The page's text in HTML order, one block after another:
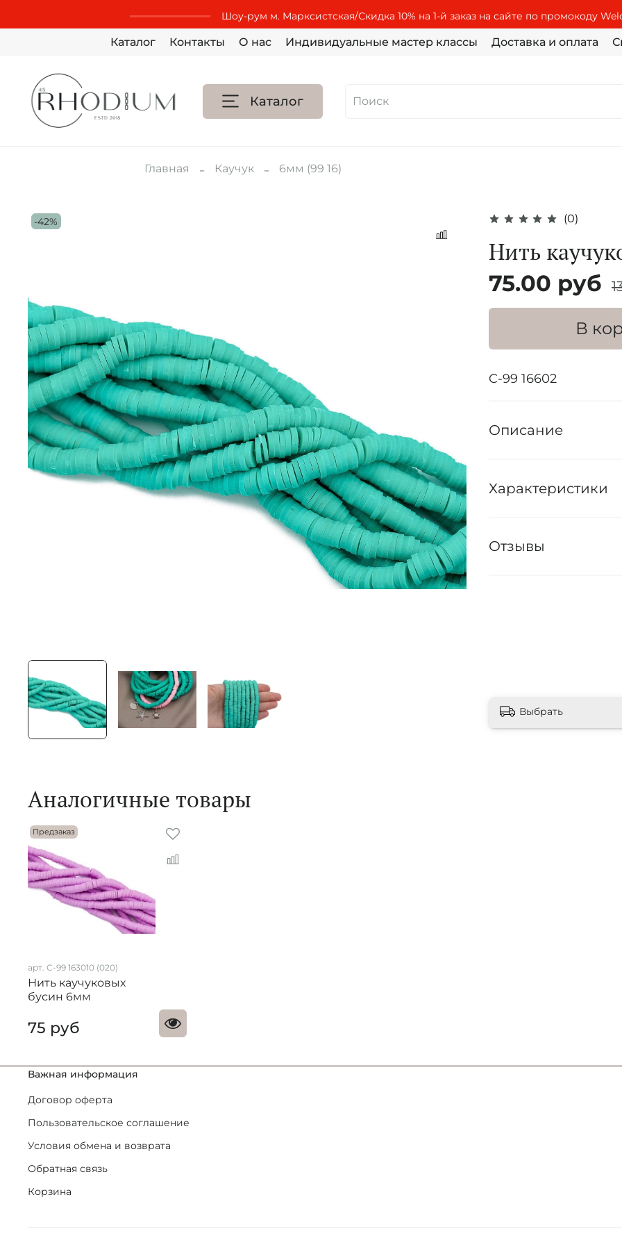
Шоу-рум м. Марксистская/Скидка 10% на 1-й заказ на сайте по промокоду
Каталог Контакты О нас Индивидуальные мастер классы Доставка и оплата
Каталог
Главная Каучук 6мм (99 16)
-42% (0)
Нить
75.00 руб
В
C-99 16602
Описание
Характеристики
Отзывы
Выбрать
Аналогичные товары
Предзаказ
арт. C-99 163010 (020)
Нить каучуковых
бусин 6мм
75 руб
Важная информация
Договор оферта
Пользовательское соглашение
Условия обмена и возврата
Обратная связь
Корзина